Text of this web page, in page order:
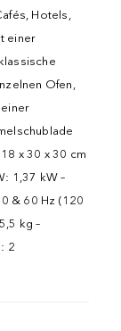
Hotels,
einer
Ofen,
x 30 x 30 cm
1,37 kW –
& 60 Hz (120
kg –
2